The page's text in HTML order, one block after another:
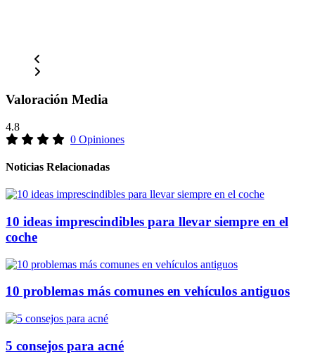
Valoración Media
4.8
0 Opiniones
Noticias Relacionadas
10 ideas imprescindibles para llevar siempre en el
coche
10 problemas más comunes en vehículos antiguos
5 consejos para acné